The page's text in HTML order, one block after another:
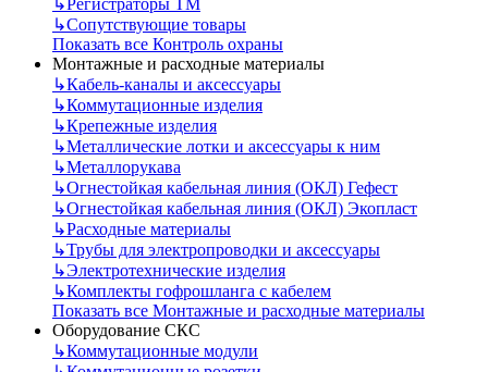
↳Регистраторы ТМ
↳Сопутствующие товары
Показать все Контроль охраны
Монтажные и расходные материалы
↳Кабель-каналы и аксессуары
↳Коммутационные изделия
↳Крепежные изделия
↳Металлические лотки и аксессуары к ним
↳Металлорукава
↳Огнестойкая кабельная линия (ОКЛ) Гефест
↳Огнестойкая кабельная линия (ОКЛ) Экопласт
↳Расходные материалы
↳Трубы для электропроводки и аксессуары
↳Электротехнические изделия
↳Комплекты гофрошланга с кабелем
Показать все Монтажные и расходные материалы
Оборудование СКС
↳Коммутационные модули